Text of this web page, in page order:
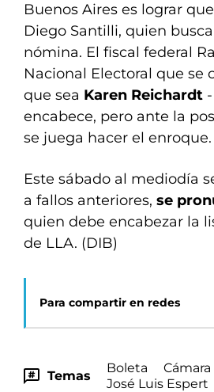
Buenos Aires es lograr
Diego Santilli, quien
nómina. El fiscal federal
Nacional Electoral que
que sea Karen Reichardt
encabece, pero ante la
se juega hacer el enroque.
Este sábado al mediodía
a fallos anteriores, se
quien debe encabezar la
de LLA. (DIB)
Para compartir en redes
Temas
Boleta
José Luis Espert